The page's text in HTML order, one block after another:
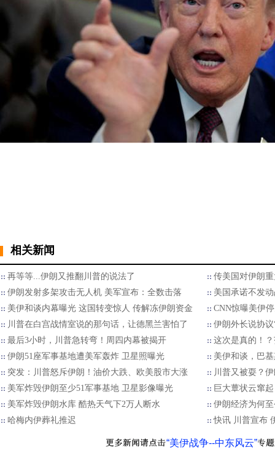
相关新闻
再等等...伊朗又推翻川普的说法了
传美国对伊朗
伊朗发射多架攻击无人机 美军宣布：全数击落
美国承诺不发
美伊和谈内幕曝光 这国转变惊人 传解冻伊朗资金
CNN惊曝美伊
川普在白宫战情室说的那句话，让德黑兰害怕了
伊朗外长说协
最后3小时，川普急转弯！周四内幕被揭开
这次是真的！
伊朗51座军事基地遭美军轰炸 卫星照曝光
美伊和谈，巴
突发：川普怒斥伊朗！油价大跌、欧美股市大涨
川普又被耍？
美军炸毁伊朗至少51军事基地 卫星影像曝光
巨大蕈状云窜
美军炸毁伊朗水库 酷热天气下2万人断水
伊朗经济为何
哈梅内伊葬礼推迟
快讯 川普宣布
“美伊战争--中东风云”